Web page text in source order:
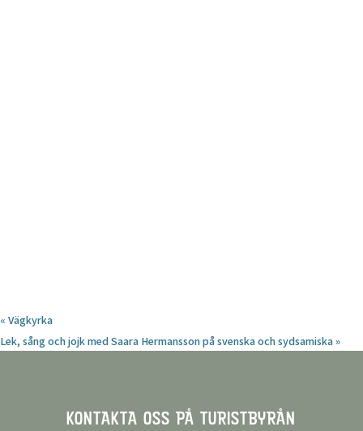
« Vägkyrka
Lek, sång och jojk med Saara Hermansson på svenska och sydsamiska»
KONTAKTA OSS PÅ TURISTBYRÅN